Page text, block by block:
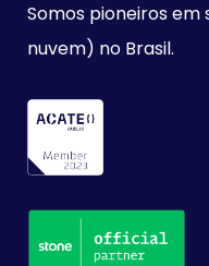
Somos pioneiros
nuvem) no Brasil.